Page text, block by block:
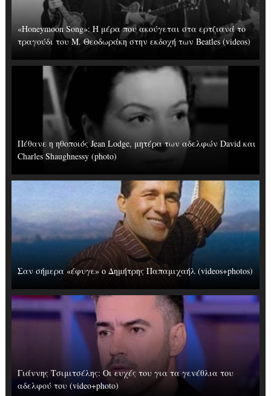
«Honeymoon Song»: Η μέρα που ακούγεται στα ερτζιανά το
τραγούδι του Μ. Θεοδωράκη στην εκδοχή των Beatles (videos)
Πέθανε η ηθοποιός Jean Lodge, μητέρα των αδελφών David και
Charles Shaughnessy (photo)
Σαν σήμερα «έφυγε» ο Δημήτρης Παπαμιχαήλ (videos+photos)
Γιάννης Τσιμιτσέλης: Οι ευχές του για τα γενέθλια του
αδελφού του (video+photo)